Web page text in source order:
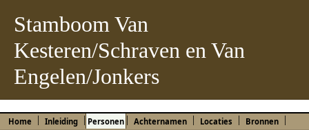
Stamboom Van
Kesteren/Schraven en Van
Engelen/Jonkers
Home Inleiding Personen Achternamen Locaties Bronnen